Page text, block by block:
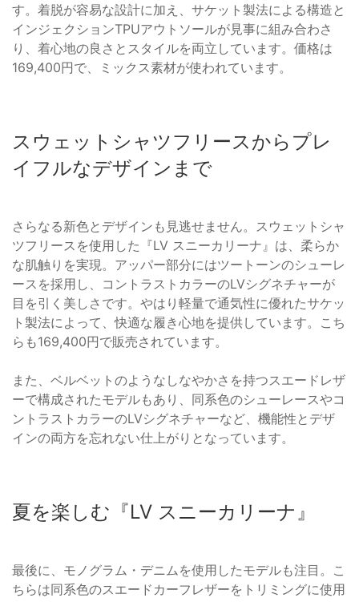
す。着脱が容易な設計に加え、サケット製法による構造と
インジェクションTPUアウトソールが見事に組み合わさ
り、着心地の良さとスタイルを両立しています。価格は
169,400円で、ミックス素材が使われています。
スウェットシャツフリースからプレ
イフルなデザインまで
さらなる新色とデザインも見逃せません。スウェットシャ
ツフリースを使用した『LV スニーカリーナ』は、柔らか
な肌触りを実現。アッパー部分にはツートーンのシューレ
ースを採用し、コントラストカラーのLVシグネチャーが
目を引く美しさです。やはり軽量で通気性に優れたサケッ
ト製法によって、快適な履き心地を提供しています。こち
らも169,400円で販売されています。
また、ベルベットのようなしなやかさを持つスエードレザ
ーで構成されたモデルもあり、同系色のシューレースやコ
ントラストカラーのLVシグネチャーなど、機能性とデザ
インの両方を忘れない仕上がりとなっています。
夏を楽しむ『LV スニーカリーナ』
最後に、モノグラム・デニムを使用したモデルも注目。こ
ちらは同系色のスエードカーフレザーをトリミングに使用